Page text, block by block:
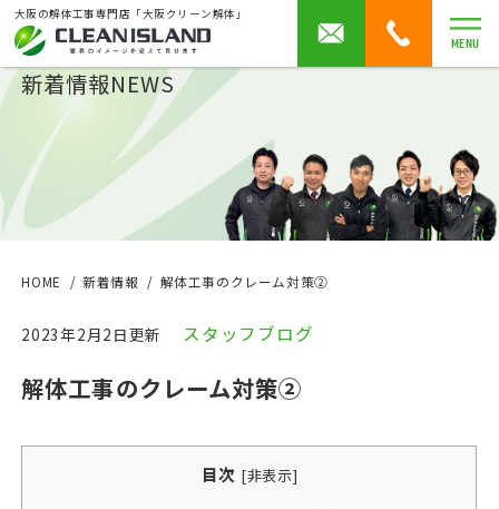
大阪の解体工事専門店「大阪クリーン解体」
MENU
新着情報NEWS
HOME 新着情報 解体工事のクレーム対策②
2023年2月2日更新 スタッフブログ
解体工事のクレーム対策②
目次 [非表示]